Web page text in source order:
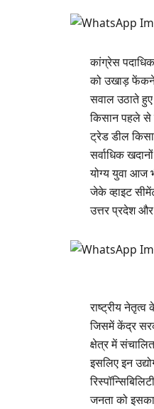
कांग्रेस
को उखाड़ फेंकने
सवाल उठाते
किसान पहले से
ट्रेड डील
सर्वाधिक
योग्य युवा आज
जेके व्हाइट
उत्तर प्रदेश
राष्ट्रीय
जिसमें केंद्र
क्षेत्र में
इसलिए इन
जनता को